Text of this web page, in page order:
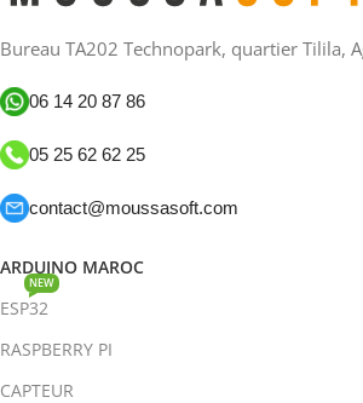
Bureau TA202 Technopark, quartier Tilila,
06 14 20 87 86
05 25 62 62 25
contact@moussasoft.com
ARDUINO MAROC
ESP32
NEW
RASPBERRY PI
CAPTEUR